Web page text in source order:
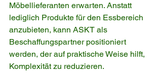
Möbellieferanten erwarten. Anstatt
lediglich Produkte für den Essbereich
anzubieten, kann ASKT als
Beschaffungspartner positioniert
werden, der auf praktische Weise hilft,
Komplexität zu reduzieren.